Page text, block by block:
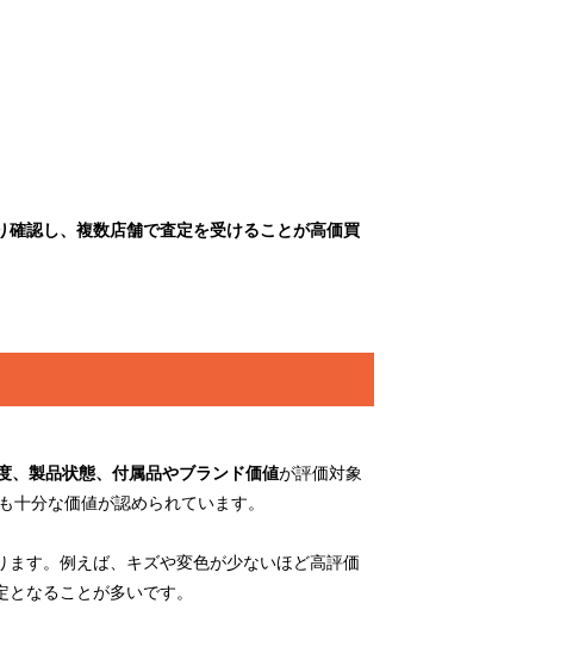
認し、複数店舗で査定を受けることが高価買
、製品状態、付属品やブランド価値が評価対象
分な価値が認められています。
す。例えば、キズや変色が少ないほど高評価
なることが多いです。